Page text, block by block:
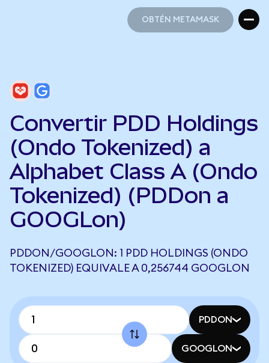
OBTÉN METAMASK
Convertir PDD Holdings
(Ondo Tokenized) a
Alphabet Class A (Ondo
Tokenized) (PDDon a
GOOGLon)
PDDON/GOOGLON: 1 PDD HOLDINGS (ONDO
TOKENIZED) EQUIVALE A 0,256744 GOOGLON
PDDON
GOOGLON